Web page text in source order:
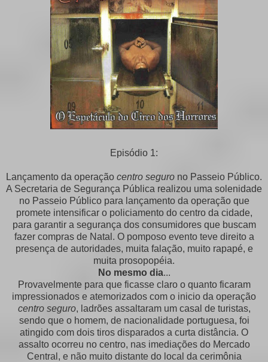
Episódio 1:
Lançamento da operação centro seguro no Passeio Público.
A Secretaria de Segurança Pública realizou uma solenidade
no Passeio Público para lançamento da operação que
promete intensificar o policiamento do centro da cidade,
para garantir a segurança dos consumidores que buscam
fazer compras de Natal. O pomposo evento teve direito a
presença de autoridades, muita falação, muito rapapé, e
muita prosopopéia.
No mesmo dia...
Provavelmente para que ficasse claro o quanto ficaram
impressionados e atemorizados com o inicio da operação
centro seguro, ladrões assaltaram um casal de turistas,
sendo que o homem, de nacionalidade portuguesa, foi
atingido com dois tiros disparados a curta distância. O
assalto ocorreu no centro, nas imediações do Mercado
Central, e não muito distante do local da cerimônia